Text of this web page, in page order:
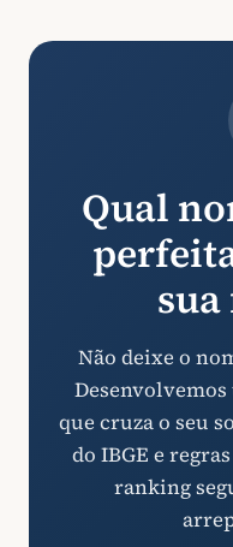
Qual
Não deixe o
que cruza o seu
do IBGE e
ranking